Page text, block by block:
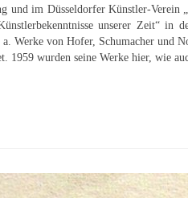
im Düsseldorfer Künstler-Verein
unserer Zeit“
Werke von Hofer, Schumacher und
1959 wurden seine Werke hier, wie